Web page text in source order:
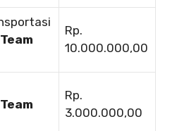
Rp.
10.000.000,00
Rp.
3.000.000,00